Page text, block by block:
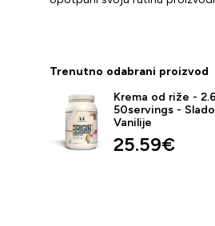
Trenutno odabrani proizvod
Krema od riže -
50servings -
Vanilije
25.59€‎